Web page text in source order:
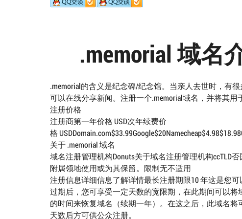
.memorial 域名
.memorial的含义是纪念碑/纪念馆。当亲人去世时，有
可以在线分享新闻。注册一个.memorial域名，并将其用
注册价格
注册商第一年价格 USD次年续费价
格
关于 .memorial 域名
域名注册管理机构Donuts关于域名注册管理机构ccTLD
附属领地使用或为其保留。限制无不适用
注册信息详细信息了解详情最长注册期限10 年这是您
过期后，您可享受一定天数的宽限期，在此期间可以
的时间来恢复域名（续期一年）。在这之后，此域名
天数后方可供公众注册。